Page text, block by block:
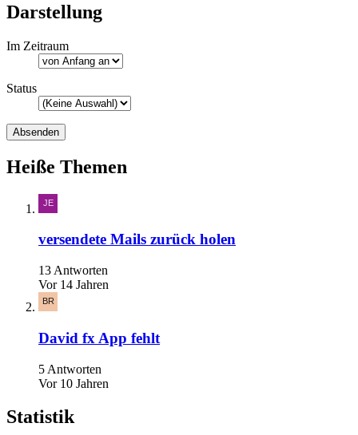
Darstellung
Im Zeitraum
Status
Heiße Themen
versendete Mails zurück holen
13 Antworten
Vor 14 Jahren
David fx App fehlt
5 Antworten
Vor 10 Jahren
Statistik